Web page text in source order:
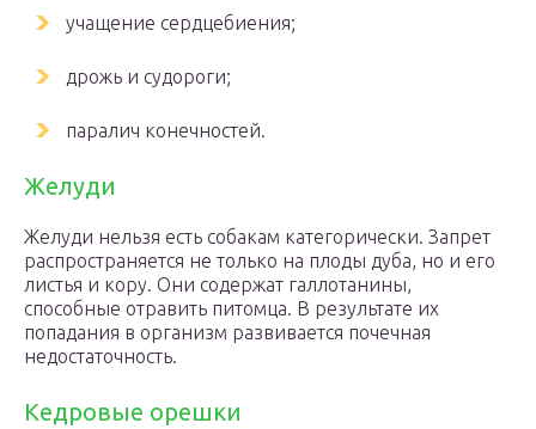
учащение сердцебиения;
дрожь и судороги;
паралич конечностей.
Желуди
Желуди нельзя есть собакам категорически. Запрет
распространяется не только на плоды дуба, но и его
листья и кору. Они содержат галлотанины,
способные отравить питомца. В результате их
попадания в организм развивается почечная
недостаточность.
Кедровые орешки